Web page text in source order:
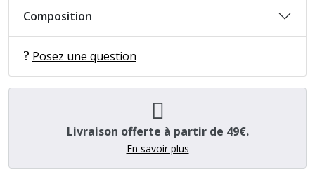
Composition
Posez une question
Livraison offerte à partir de 49€.
En savoir plus